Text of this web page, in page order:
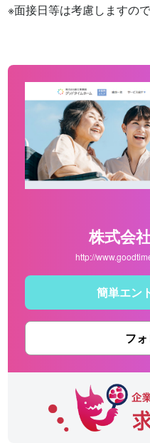
※面接日等は考慮しますの
株式会
http://
簡単エン
フ